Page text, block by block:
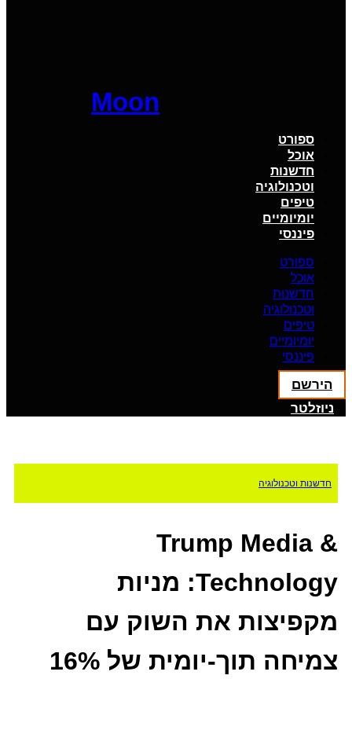
Moon
ספורט
אוכל
חדשנות
וטכנולוגיה
טיפים
יומיומיים
פיננסי
ספורט
אוכל
חדשנות
וטכנולוגיה
טיפים
יומיומיים
פיננסי
הירשם
ניוזלטר
חדשנות וטכנולוגיה
Trump Media &
Technology: מניות
מקפיצות את השוק עם
צמיחה תוך-יומית של 16%